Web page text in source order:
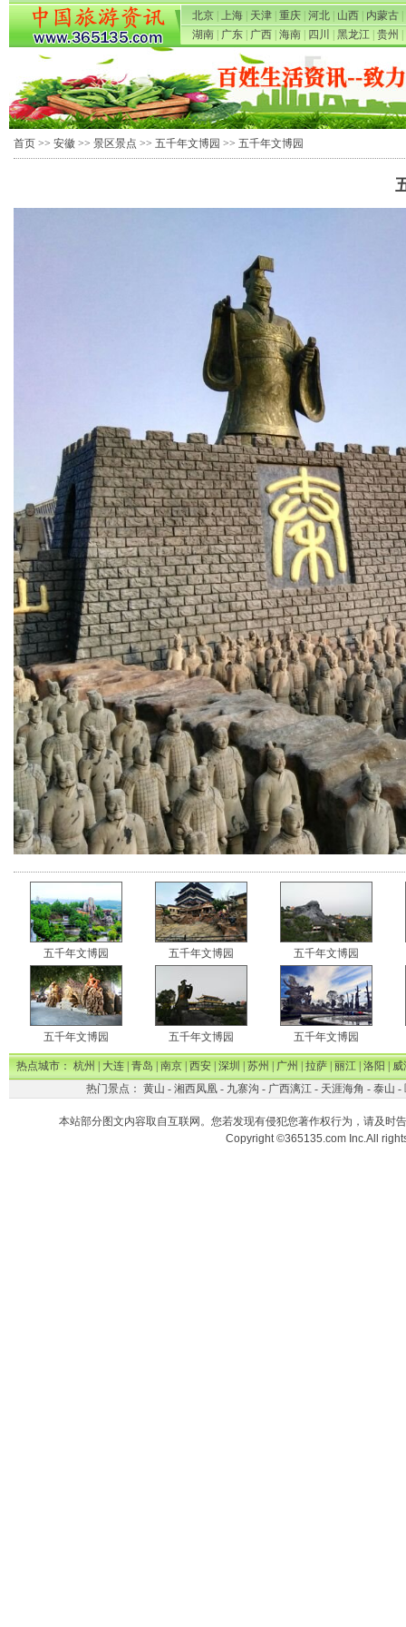
北京 上海 天津 重庆 河北 山西 内蒙古
湖南
广东 广西 海南 四川 黑龙江 贵州
首页 >> 安徽 >> 景区景点 >> 五千年文博园 >> 五千年文博园
五千年文博园 五千年文博园 五千年文博园
五千年文博园 五千年文博园 五千年文博园
热点城市：杭州|大连|青岛|南京|西安|深圳|苏州|广州|拉萨|丽江|洛阳|威
热门景点： 黄山 - 湘西凤凰- 九寨沟 - 广西漓江- 天涯海角 - 泰山 -
本站部分图文内容取自互联网。您若发现有侵犯您著作权行为，请及时
Copyright ©365135.com Inc.All